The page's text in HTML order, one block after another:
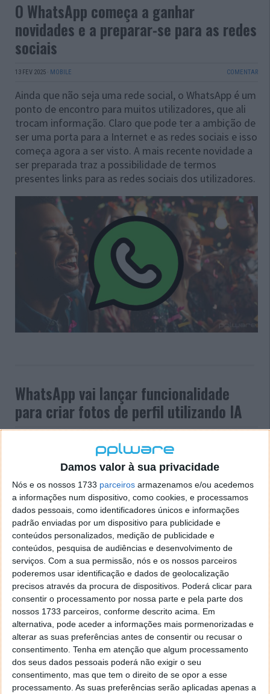
Damos valor à sua privacidade
Nós e os nossos 1733 parceiros armazenamos e/ou acedemos
a informações num dispositivo, como cookies, e processamos
dados pessoais, como identificadores únicos e informações
padrão enviadas por um dispositivo para publicidade e
conteúdos personalizados, medição de publicidade e
conteúdos, pesquisa de audiências e desenvolvimento de
serviços. Com a sua permissão, nós e os nossos parceiros
poderemos usar identificação e dados de geolocalização
precisos através da procura de dispositivos. Poderá clicar para
consentir o processamento por nossa parte e pela parte dos
nossos 1733 parceiros, conforme descrito acima. Em
alternativa, pode aceder a informações mais pormenorizadas e
alterar as suas preferências antes de consentir ou recusar o
consentimento. Tenha em atenção que algum processamento
dos seus dados pessoais poderá não exigir o seu
consentimento, mas que tem o direito de se opor a esse
processamento. As suas preferências serão aplicadas apenas a
O WhatsApp começa a ganhar
novidades e a preparar-se para as redes
sociais
13 FEV 2025 · MOBILE COMENTAR
Ainda que não seja uma rede social, o WhatsApp é um
ponto de encontro para muitos utilizadores, que ali
trocam informação. Claro que pode ter a ambição de
ser uma porta para a Internet e as redes sociais e isso
começa agora a ser visto. A mais recente novidade a
ser preparada traz a possibilidade de termos
presentes links para as redes sociais dos utilizadores.
WhatsApp vai lançar funcionalidade
para criar fotos de perfil utilizando IA
O WhatsApp tem vindo a trabalhar há algum tempo
na inclusão de funcionalidades de IA. O último
desenvolvimento não se destina a melhorar a
produtividade, mas sim a dar uma sensação
diferente ao perfil de cada utilizador na plataforma.